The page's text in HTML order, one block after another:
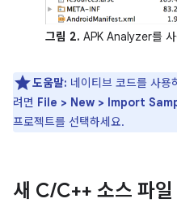
그림 2. APK Analyzer를
도움말: 네이티브 코드를 사
려면 File > New > Import
프로젝트를 선택하세요.
새 C/C++ 소스 파일